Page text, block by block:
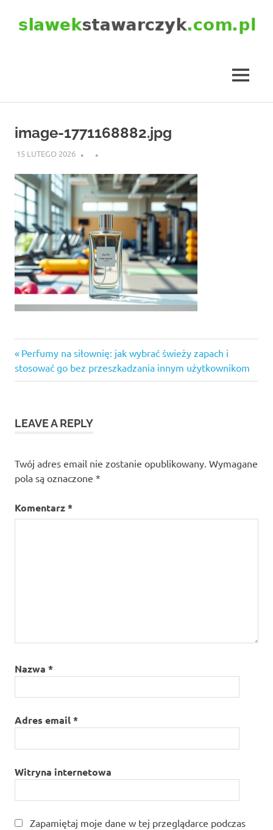
MENU
image-1771168882.jpg
15 LUTEGO 2026
Nawigacja
wpisu
Previous
Post:
Perfumy na siłownię: jak wybrać świeży zapach i
stosować go bez przeszkadzania innym użytkownikom
LEAVE A REPLY
Twój adres email nie zostanie opublikowany. Wymagane
pola są oznaczone *
Komentarz*
Nazwa *
Adres email*
Witryna internetowa
Zapamiętaj moje dane w tej przeglądarce podczas